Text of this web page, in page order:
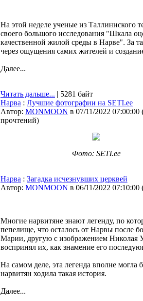
На этой неделе ученые из Таллиннского
своего большого исследования "Шкала
качественной жилой среды в Нарве". За
через ощущения самих жителей и
Далее...
Читать дальше... | 5281 байт
Нарва : Лучшие фотографии на SETI.ee
Автор: MONMOON в 07/11/2022 07:00:00
прочтений)
Фото: SETI.ee
Нарва : Загадка исчезнувших церквей
Автор: MONMOON в 06/11/2022 07:10:00
Многие нарвитяне знают легенду, по
пепелище, что осталось от Нарвы после
Марии, другую с изображением Николая
воспринял их, как знамение его
На самом деле, эта легенда вполне могла
нарвитян ходила такая история.
Далее...